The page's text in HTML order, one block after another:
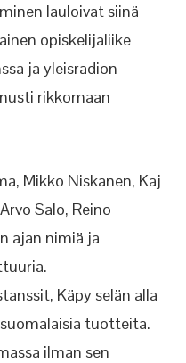
lauloivat siinä
opiskelijaliike
ja yleisradion
rikkomaan
Mikko Niskanen, Kaj
Salo, Reino
ajan nimiä ja
Käpy selän alla
tuotteita.
ilman sen